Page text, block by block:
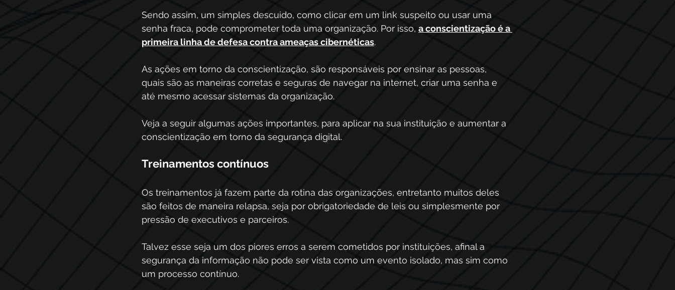
Sendo assim, um simples descuido, como clicar em um link suspeito ou usar uma
senha fraca, pode comprometer toda uma organização. Por isso, a conscientização é a
primeira linha de defesa contra ameaças cibernéticas.
As ações em torno da conscientização, são responsáveis por ensinar as pessoas,
quais são as maneiras corretas e seguras de navegar na internet, criar uma senha e
até mesmo acessar sistemas da organização.
Veja a seguir algumas ações importantes, para aplicar na sua instituição e aumentar a
conscientização em torno da segurança digital.
Treinamentos contínuos
Os treinamentos já fazem parte da rotina das organizações, entretanto muitos deles
são feitos de maneira relapsa, seja por obrigatoriedade de leis ou simplesmente por
pressão de executivos e parceiros.
Talvez esse seja um dos piores erros a serem cometidos por instituições, afinal a
segurança da informação não pode ser vista como um evento isolado, mas sim como
um processo contínuo.